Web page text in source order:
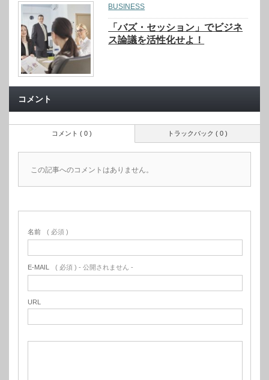
BUSINESS
「バズ・セッション」でビジネ
ス論議を活性化せよ！
コメント
トラックバック ( 0 )
コメント ( 0 )
この記事へのコメントはありません。
名前 ( 必須 )
E-MAIL ( 必須 ) - 公開されません -
URL